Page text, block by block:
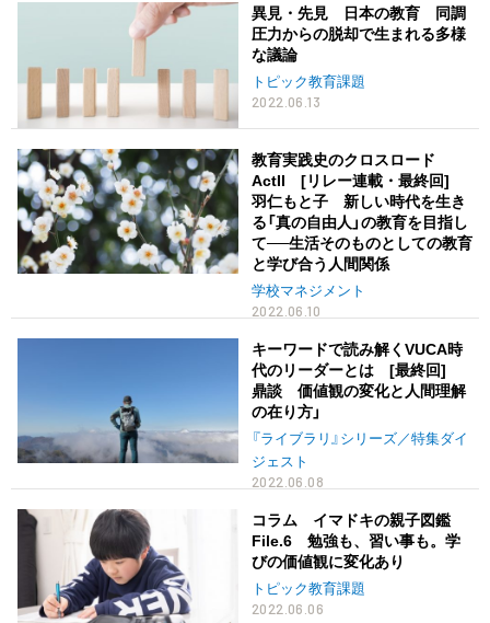
異見・先見 日本の教育 同調
圧力からの脱却で生まれる多様
な議論
トピック教育課題
2022.06.13
教育実践史のクロスロード
ActII [リレー連載・最終回]
羽仁もと子 新しい時代を生き
る「真の自由人」の教育を目指し
て──生活そのものとしての教育
と学び合う人間関係
学校マネジメント
2022.06.10
キーワードで読み解くVUCA時
代のリーダーとは [最終回]
鼎談 価値観の変化と人間理解
の在り方」
『ライブラリ』シリーズ／特集ダイ
ジェスト
2022.06.08
コラム イマドキの親子図鑑
File.6 勉強も、習い事も。学
びの価値観に変化あり
トピック教育課題
2022.06.06